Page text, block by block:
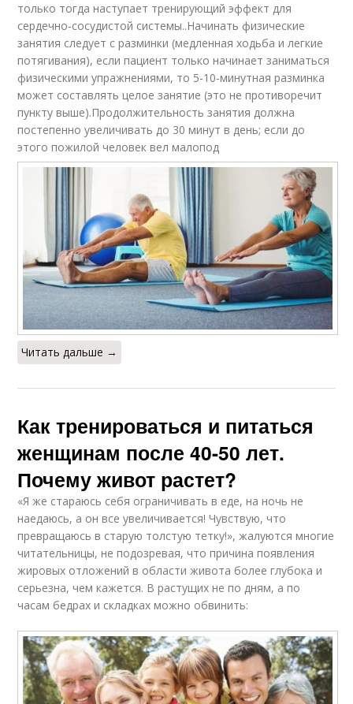
только тогда наступает тренирующий эффект для
сердечно-сосудистой системы..Начинать физические
занятия следует с разминки (медленная ходьба и легкие
потягивания), если пациент только начинает заниматься
физическими упражнениями, то 5-10-минутная разминка
может составлять целое занятие (это не противоречит
пункту выше).Продолжительность занятия должна
постепенно увеличивать до 30 минут в день; если до
этого пожилой человек вел малопод
Читать дальше →
Как тренироваться и питаться
женщинам после 40-50 лет.
Почему живот растет?
«Я же стараюсь себя ограничивать в еде, на ночь не
наедаюсь, а он все увеличивается! Чувствую, что
превращаюсь в старую толстую тетку!», жалуются многие
читательницы, не подозревая, что причина появления
жировых отложений в области живота более глубока и
серьезна, чем кажется. В растущих не по дням, а по
часам бедрах и складках можно обвинить: